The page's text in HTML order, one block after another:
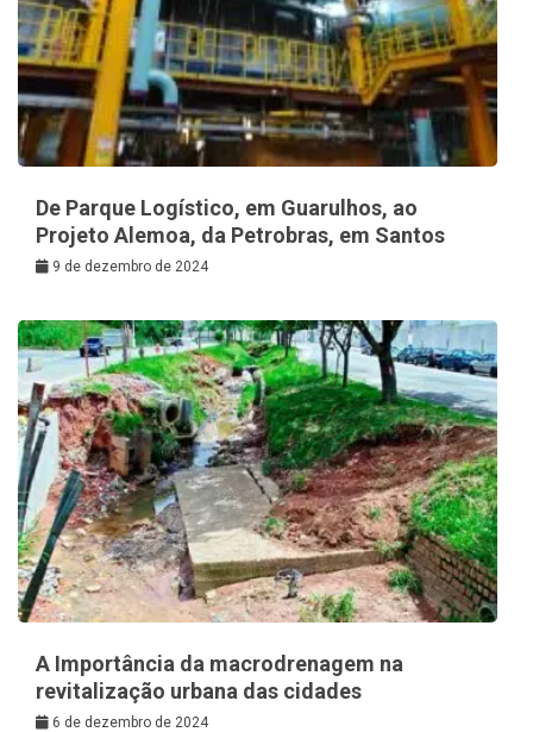
De Parque Logístico, em Guarulhos, ao
Projeto Alemoa, da Petrobras, em Santos
9 de dezembro de 2024
A Importância da macrodrenagem na
revitalização urbana das cidades
6 de dezembro de 2024